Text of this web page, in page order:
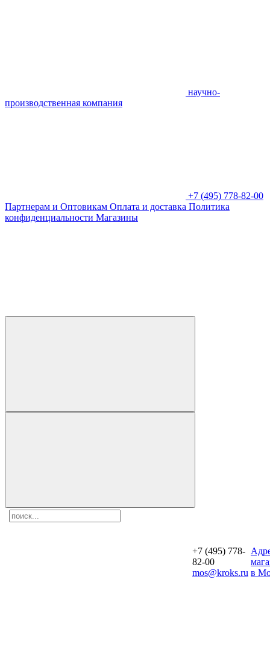
научно-
производственная компания
+7 (495) 778-82-00
Партнерам и Оптовикам Оплата и доставка Политика
конфиденциальности Магазины
+7 (495) 778-
82-00
mos@kroks.ru в